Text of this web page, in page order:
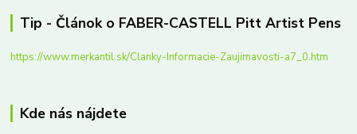
Tip - Článok o FABER-CASTELL Pitt Artist Pens
https://www.merkantil.sk/Clanky-Informacie-Zaujimavosti-a7_0.htm
Kde nás nájdete